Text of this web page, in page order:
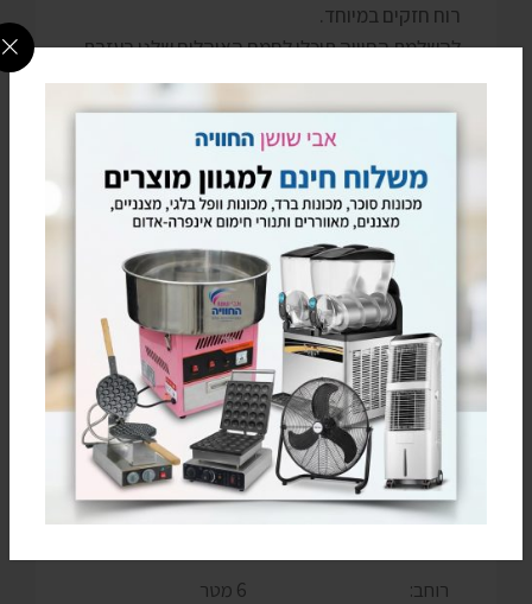
רוח חזקים במיוחד.
להשלמת החוויה תוכלו לחמם האוהלים שלנו בעזרת
מצנניי אוויר, מזגנים ניידים ומערפלים או לחמם אותו
בעזרת אחד מפתרונות החימום שלנו.
הערות
אין אחריות על פגעי מזג האוויר
התמונות להמחשה בלבד עיצוב החלונות או
המיקום שלהם יכול להשתנות מפעם לפעם
המחיר לא כולל הובלה והרכבה אשר יושלמו
בנפרד למוביל ויקבעו במעמד ההזמנה
מפרט טכני:
אורך:
רוחב: 6 מטר